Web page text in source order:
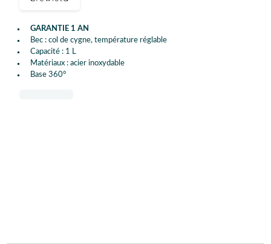
GARANTIE 1 AN
Bec : col de cygne, température réglable
Capacité : 1 L
Matériaux : acier inoxydable
Base 360°